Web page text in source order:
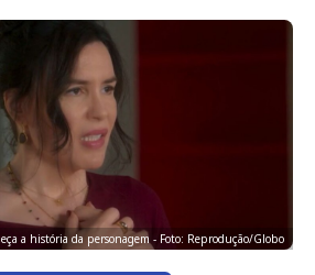
a história da personagem - Foto: Reprodução/Globo